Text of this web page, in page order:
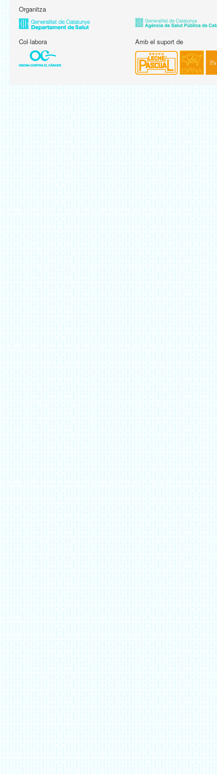
Organitza
Col·labora Amb el suport de